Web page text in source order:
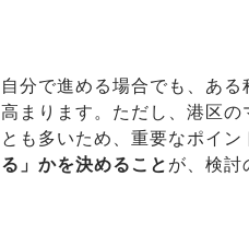
自分で進める場合でも、あ
高まります。ただし、港区
とも多いため、重要なポイ
る」かを決めることが、検討